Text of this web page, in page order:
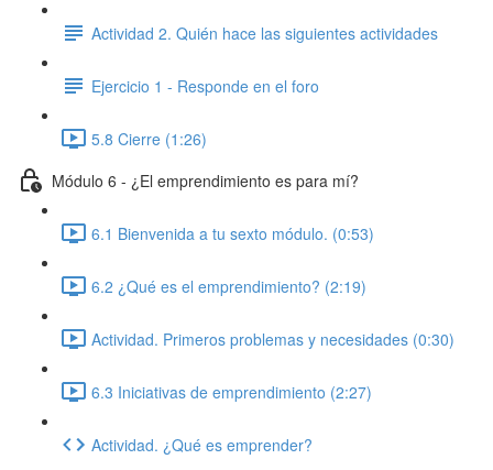
Actividad 2. Quién hace las siguientes actividades
Ejercicio 1 - Responde en el foro
5.8 Cierre (1:26)
Módulo 6 - ¿El emprendimiento es para mí?
6.1 Bienvenida a tu sexto módulo. (0:53)
6.2 ¿Qué es el emprendimiento? (2:19)
Actividad. Primeros problemas y necesidades (0:30)
6.3 Iniciativas de emprendimiento (2:27)
Actividad. ¿Qué es emprender?